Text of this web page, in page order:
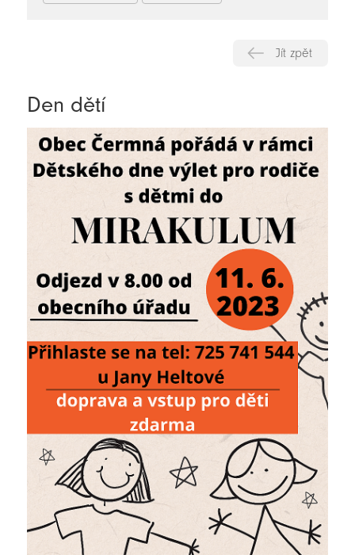
Jít zpět
Den dětí